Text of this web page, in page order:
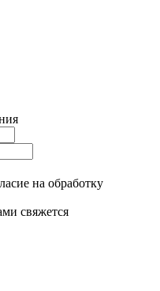
на обработку
свяжется